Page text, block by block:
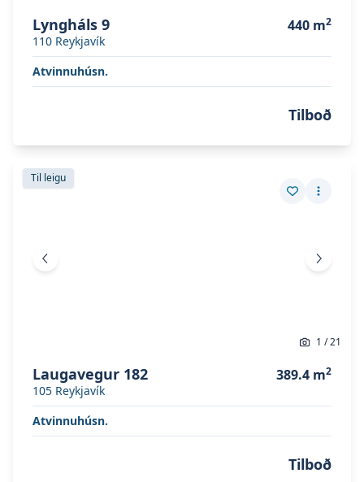
Lyngháls 9
110 Reykjavík
440 m2
Atvinnuhúsn.
Tilboð
Skoða eignina
Til leigu
Vista eign
Fleiri
Skoða eignina
Fyrri mynd Næsta
1 /21
Laugavegur 182
105 Reykjavík
389.4 m2
Atvinnuhúsn.
Tilboð